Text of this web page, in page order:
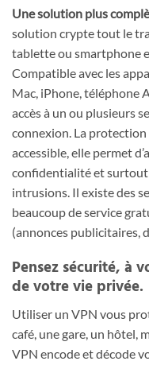
Une solution plus
solution crypte tout le
tablette ou smartphone
Compatible avec les
Mac, iPhone, téléphone
accès à un ou plusieurs
connexion. La
accessible, elle permet
confidentialité et surtout
intrusions. Il existe des
beaucoup de service
(annonces publicitaires,
Pensez sécurité, à
de votre vie privée.
Utiliser un VPN vous
café, une gare, un hôtel,
VPN encode et décode